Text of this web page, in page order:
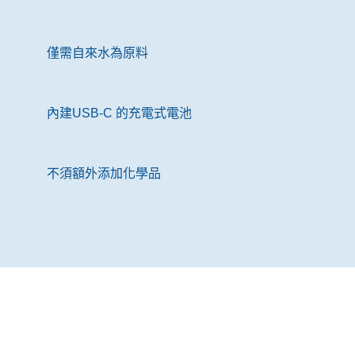
僅需自來水為原料
內建USB-C 的充電式電池
不須額外添加化學品